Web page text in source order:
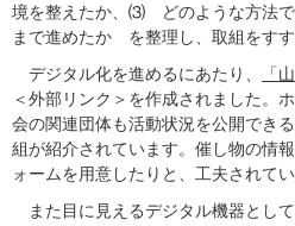
境を整えたか、⑶ どのような方法
まで進めたか を整理し、取組をすす
デジタル化を進めるにあたり、
「
＜外部リンク＞ を作成されました。
会の関連団体も活動状況を公開でき
組が紹介されています。催し物の情
ォームを用意したりと、工夫されてい
また目に見えるデジタル機器とし